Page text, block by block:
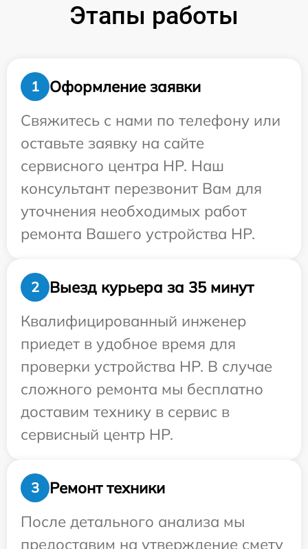
Этапы работы
1
Оформление заявки
Свяжитесь с нами по телефону или
оставьте заявку на сайте
сервисного центра HP. Наш
консультант перезвонит Вам для
уточнения необходимых работ
ремонта Вашего устройства HP.
2
Выезд курьера за 35 минут
Квалифицированный инженер
приедет в удобное время для
проверки устройства HP. В случае
сложного ремонта мы бесплатно
доставим технику в сервис в
сервисный центр HP.
3
Ремонт техники
После детального анализа мы
предоставим на утверждение смету